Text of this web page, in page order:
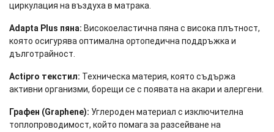
циркулация на въздуха в матрака.
Adapta Plus пяна: Високоеластична пяна с висока плътност,
която осигурява оптимална ортопедична поддръжка и
дълготрайност.
Actipro текстил: Техническа материя, която съдържа
активни организми, борещи се с появата на акари и алергени.
Графен (Graphene): Углероден материал с изключителна
топлопроводимост, който помага за разсейване на